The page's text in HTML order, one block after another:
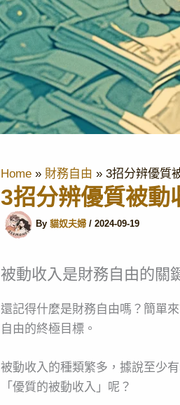
Home 財務自由 3招分辨優質
3招分辨優質被動
By 貓奴夫婦 / 2024-09-19
被動收入是財務自由的關
還記得什麼是財務自由嗎？簡單
自由的終極目標。
被動收入的種類繁多，據說至少
「優質的被動收入」呢？